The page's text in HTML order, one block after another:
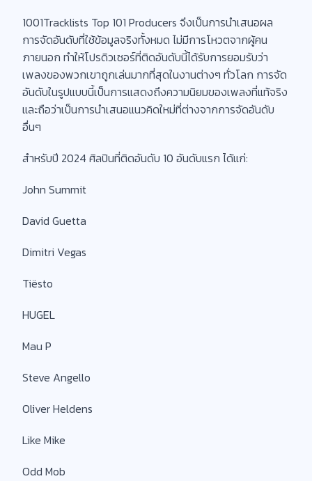
1001Tracklists Top 101 Producers จึงเป็นการนำเสนอผล
การจัดอันดับที่ใช้ข้อมูลจริงทั้งหมด ไม่มีการโหวตจากผู้คน
ภายนอก ทำให้โปรดิวเซอร์ที่ติดอันดับนี้ได้รับการยอมรับว่า
เพลงของพวกเขาถูกเล่นมากที่สุดในงานต่างๆ ทั่วโลก การจัด
อันดับในรูปแบบนี้เป็นการแสดงถึงความนิยมของเพลงที่แท้จริง
และถือว่าเป็นการนำเสนอแนวคิดใหม่ที่ต่างจากการจัดอันดับ
อื่นๆ
สำหรับปี 2024 ศิลปินที่ติดอันดับ 10 อันดับแรก ได้แก่:
John Summit
David Guetta
Dimitri Vegas
Tiësto
HUGEL
Mau P
Steve Angello
Oliver Heldens
Like Mike
Odd Mob